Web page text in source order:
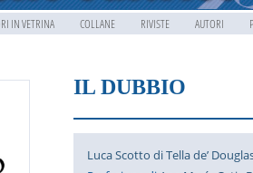
IN VETRINA COLLANE RIVISTE AUTORI
IL DUBBIO
Luca Scotto di Tella de’